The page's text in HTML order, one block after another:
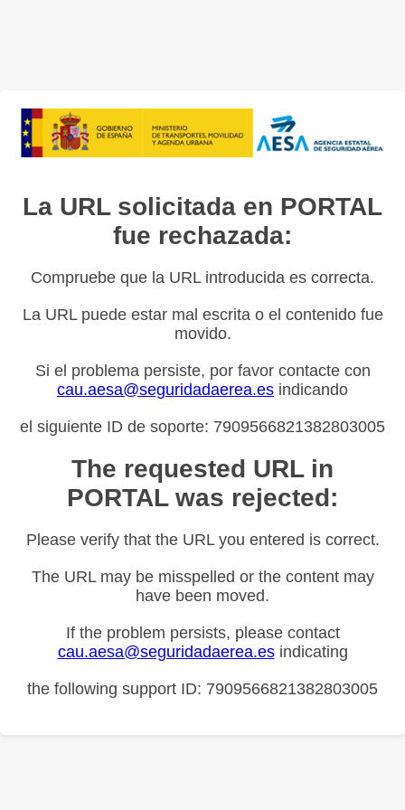
La URL solicitada en PORTAL
fue rechazada:
Compruebe que la URL introducida es correcta.
La URL puede estar mal escrita o el contenido fue
movido.
Si el problema persiste, por favor contacte con
cau.aesa@seguridadaerea.es indicando
el siguiente ID de soporte: 7909566821382803005
The requested URL in
PORTAL was rejected:
Please verify that the URL you entered is correct.
The URL may be misspelled or the content may
have been moved.
If the problem persists, please contact
cau.aesa@seguridadaerea.esindicating
the following support ID: 7909566821382803005